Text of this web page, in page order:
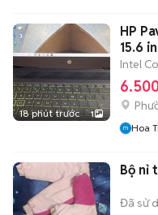
18 phút trước 1
HP
15.6
Intel
Hoa
Bộ nỉ
Đã sử